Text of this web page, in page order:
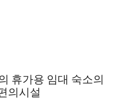
휴가용 임대 숙소의
의시설